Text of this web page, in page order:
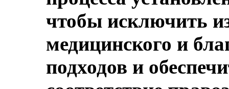
чтобы исключить
медицинского и
подходов и